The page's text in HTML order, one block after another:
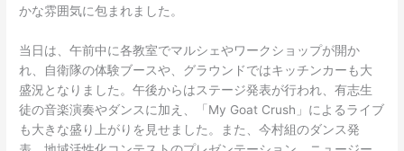
かな雰囲気に包まれました。
当日は、午前中に各教室でマルシェやワークショップが開か
れ、自衛隊の体験ブースや、グラウンドではキッチンカーも大
盛況となりました。午後からはステージ発表が行われ、有志生
徒の音楽演奏やダンスに加え、「My Goat Crush」によるライブ
も大きな盛り上がりを見せました。また、今村組のダンス発